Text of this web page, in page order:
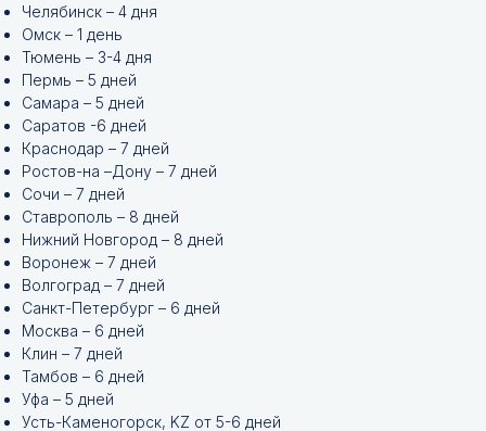
Челябинск – 4 дня
Омск – 1 день
Тюмень – 3-4 дня
Пермь – 5 дней
Самара – 5 дней
Саратов -6 дней
Краснодар – 7 дней
Ростов-на –Дону – 7 дней
Сочи – 7 дней
Ставрополь – 8 дней
Нижний Новгород – 8 дней
Воронеж – 7 дней
Волгоград – 7 дней
Санкт-Петербург – 6 дней
Москва – 6 дней
Клин – 7 дней
Тамбов – 6 дней
Уфа – 5 дней
Усть-Каменогорск, KZ от 5-6 дней